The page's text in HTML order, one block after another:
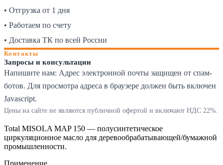
• Отгрузка от 1 дня
• Работаем по счету
• Доставка ТК по всей России
Контакты
Запросы и консультации
Напишите нам: Адрес электронной почты защищен от спам-
ботов. Для просмотра адреса в браузере должен быть включен
Javascript.
Цены на сайте не являются публичной офертой и включают НДС 22%.
Total MISOLA MAP 150 — полусинтетическое
циркуляционное масло для деревообрабатывающей/бумажной
промышленности.
Применение